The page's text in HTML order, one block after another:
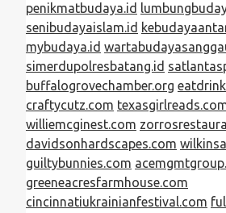
penikmatbudaya.id
senibudayaislam.id
mybudaya.id
simerdupolresbatang.id
buffalogrovechamber.org
craftycutz.com
williemcginest.com
davidsonhardscapes.com
guiltybunnies.com
greeneacresfarmhouse.com
cincinnatiukrainianfestival.com